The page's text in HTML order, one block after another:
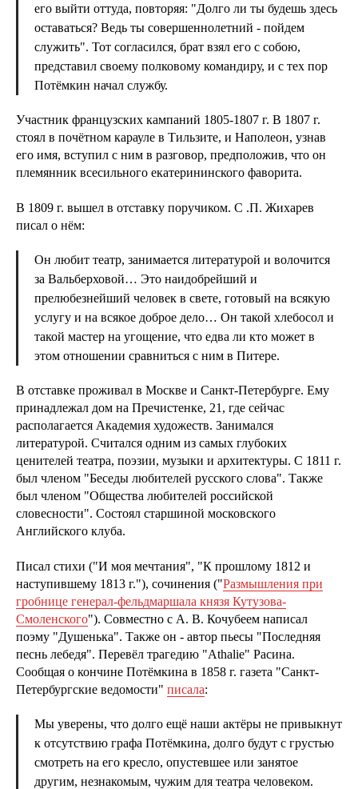
его выйти оттуда, повторяя: "Долго ли ты будешь здесь
оставаться? Ведь ты совершеннолетний - пойдем
служить". Тот согласился, брат взял его с собою,
представил своему полковому командиру, и с тех пор
Потёмкин начал службу.
Участник французских кампаний 1805-1807 г. В 1807 г.
стоял в почётном карауле в Тильзите, и Наполеон, узнав
его имя, вступил с ним в разговор, предположив, что он
племянник всесильного екатерининского фаворита.
В 1809 г. вышел в отставку поручиком. С .П. Жихарев
писал о нём:
Он любит театр, занимается литературой и волочится
за Вальберховой… Это наидобрейший и
прелюбезнейший человек в свете, готовый на всякую
услугу и на всякое доброе дело… Он такой хлебосол и
такой мастер на угощение, что едва ли кто может в
этом отношении сравниться с ним в Питере.
В отставке проживал в Москве и Санкт-Петербурге. Ему
принадлежал дом на Пречистенке, 21, где сейчас
располагается Академия художеств. Занимался
литературой. Считался одним из самых глубоких
ценителей театра, поэзии, музыки и архитектуры. С 1811 г.
был членом "Беседы любителей русского слова". Также
был членом "Общества любителей российской
словесности". Состоял старшиной московского
Английского клуба.
Писал стихи ("И моя мечтания", "К прошлому 1812 и
наступившему 1813 г."), сочинения ("Размышления при
гробнице генерал-фельдмаршала князя Кутузова-
Смоленского"). Совместно с А. В. Кочубеем написал
поэму "Душенька". Также он - автор пьесы "Последняя
песнь лебедя". Перевёл трагедию "Athalie" Расина.
Сообщая о кончине Потёмкина в 1858 г. газета "Санкт-
Петербургские ведомости" писала:
Мы уверены, что долго ещё наши актёры не привыкнут
к отсутствию графа Потёмкина, долго будут с грустью
смотреть на его кресло, опустевшее или занятое
другим, незнакомым, чужим для театра человеком.